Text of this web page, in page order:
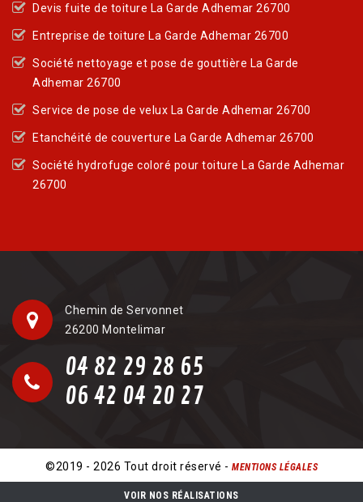
Devis fuite de toiture La Garde Adhemar 26700
Entreprise de toiture La Garde Adhemar 26700
Société nettoyage et pose de gouttière La Garde
Adhemar 26700
Service de pose de velux La Garde Adhemar 26700
Etanchéité de couverture La Garde Adhemar 26700
Société hydrofuge coloré pour toiture La Garde Adhemar
26700
Chemin de Servonnet
26200 Montelimar
04 82 29 28 65
06 42 04 20 27
©2019 - 2026 Tout droit réservé - MENTIONS LÉGALES
VOIR NOS RÉALISATIONS